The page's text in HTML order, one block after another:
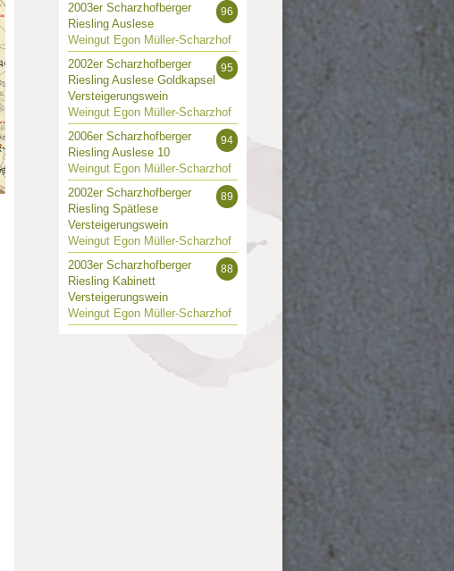
96
2003er Scharzhofberger
Riesling Auslese
Weingut Egon Müller-Scharzhof
95
2002er Scharzhofberger
Riesling Auslese Goldkapsel
Versteigerungswein
Weingut Egon Müller-Scharzhof
94
2006er Scharzhofberger
Riesling Auslese 10
Weingut Egon Müller-Scharzhof
89
2002er Scharzhofberger
Riesling Spätlese
Versteigerungswein
Weingut Egon Müller-Scharzhof
88
2003er Scharzhofberger
Riesling Kabinett
Versteigerungswein
Weingut Egon Müller-Scharzhof